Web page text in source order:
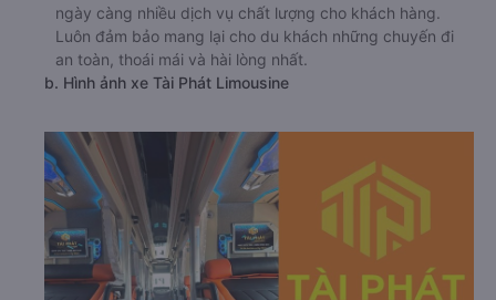
ngày càng nhiều dịch vụ chất lượng cho khách hàng.
Luôn đảm bảo mang lại cho du khách những chuyến đi
an toàn, thoái mái và hài lòng nhất.
b. Hình ảnh xe Tài Phát Limousine